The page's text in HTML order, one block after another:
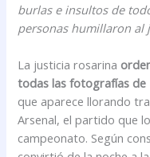
burlas e insultos de
personas humillaron al
La justicia rosarina
todas las fotografías de
que aparece llorando
Arsenal, el partido que
campeonato. Según